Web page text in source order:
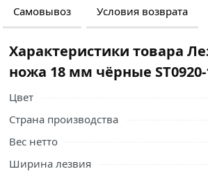
Самовывоз Условия возврата
Характеристики товара
ножа 18 мм чёрные ST0920-
Цвет
Страна производства
Вес нетто
Ширина лезвия